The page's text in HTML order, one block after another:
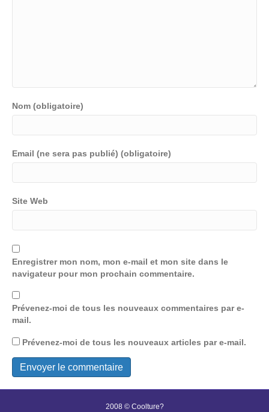
Nom (obligatoire)
Email (ne sera pas publié) (obligatoire)
Site Web
Enregistrer mon nom, mon e-mail et mon site dans le
navigateur pour mon prochain commentaire.
Prévenez-moi de tous les nouveaux commentaires par e-
mail.
Prévenez-moi de tous les nouveaux articles par e-mail.
2008 © Coolture?